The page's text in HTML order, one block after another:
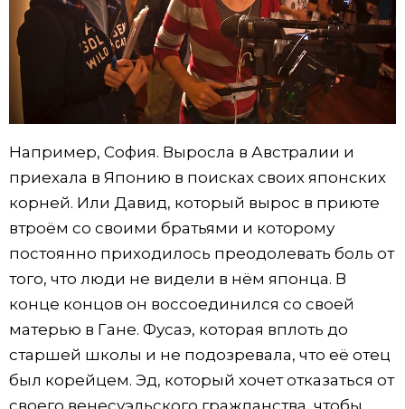
Например, София. Выросла в Австралии и
приехала в Японию в поисках своих японских
корней. Или Давид, который вырос в приюте
втроём со своими братьями и которому
постоянно приходилось преодолевать боль от
того, что люди не видели в нём японца. В
конце концов он воссоединился со своей
матерью в Гане. Фусаэ, которая вплоть до
старшей школы и не подозревала, что её отец
был корейцем. Эд, который хочет отказаться от
своего венесуэльского гражданства, чтобы